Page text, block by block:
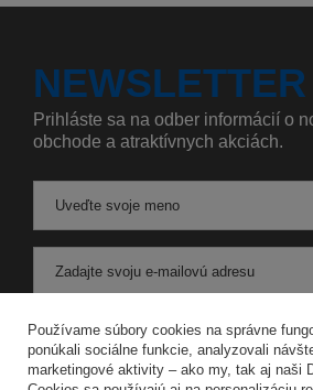
NEWSLETTER
Prihláste sa na odber informácií o
obchode a atraktívnych akciách.
Uveďte svoje meno
Zadajte svoju e-mailovú adresu
Súhlasím so spracovaním svojich osobných údajov na účely
ULOŽIŤ
Používame súbory cookies na správne
ponúkali sociálne funkcie, analyzovali
marketingové aktivity – ako my, tak aj naši